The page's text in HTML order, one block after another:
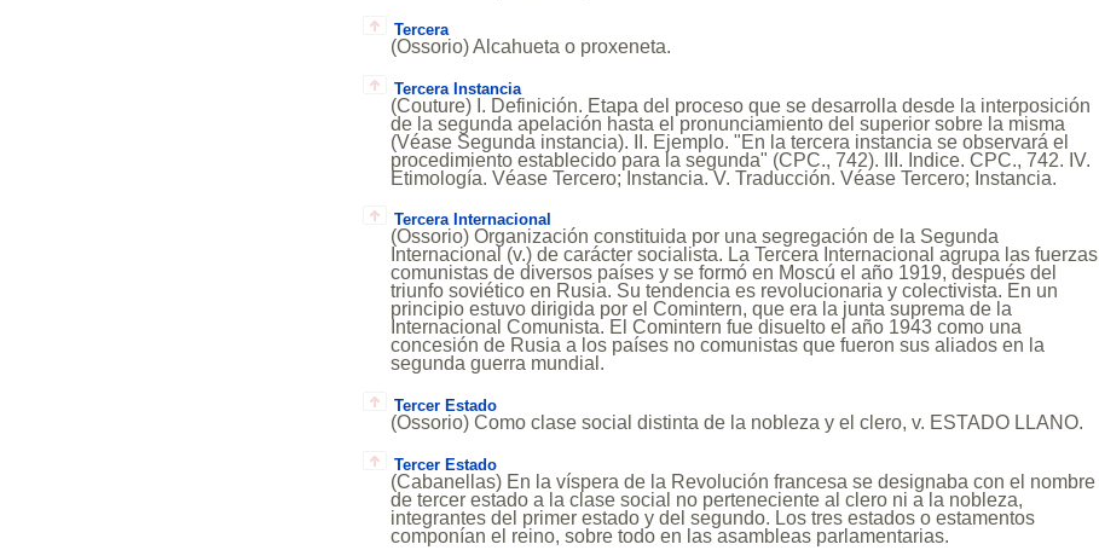
Tercera
(Ossorio) Alcahueta o proxeneta.
Tercera Instancia
(Couture) I. Definición. Etapa del proceso que se desarrolla desde la interposición
de la segunda apelación hasta el pronunciamiento del superior sobre la misma
(Véase Segunda instancia). II. Ejemplo. "En la tercera instancia se observará el
procedimiento establecido para la segunda" (CPC., 742). III. Indice. CPC., 742. IV.
Etimología. Véase Tercero; Instancia. V. Traducción. Véase Tercero; Instancia.
Tercera Internacional
(Ossorio) Organización constituida por una segregación de la Segunda
Internacional (v.) de carácter socialista. La Tercera Internacional agrupa las fuerzas
comunistas de diversos países y se formó en Moscú el año 1919, después del
triunfo soviético en Rusia. Su tendencia es revolucionaria y colectivista. En un
principio estuvo dirigida por el Comintern, que era la junta suprema de la
Internacional Comunista. El Comintern fue disuelto el año 1943 como una
concesión de Rusia a los países no comunistas que fueron sus aliados en la
segunda guerra mundial.
Tercer Estado
(Ossorio) Como clase social distinta de la nobleza y el clero, v. ESTADO LLANO.
Tercer Estado
(Cabanellas) En la víspera de la Revolución francesa se designaba con el nombre
de tercer estado a la clase social no perteneciente al clero ni a la nobleza,
integrantes del primer estado y del segundo. Los tres estados o estamentos
componían el reino, sobre todo en las asambleas parlamentarias.